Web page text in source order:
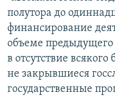
полутора до
финансирование
объеме
в отсутствие
не закрывшиеся
государственные